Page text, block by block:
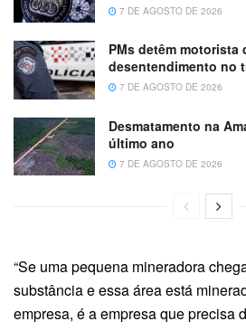
7 DE AGOSTO DE 2026
PMs detêm motorista
desentendimento no
7 DE AGOSTO DE 2026
Desmatamento na
último ano
7 DE AGOSTO DE 2026
“Se uma pequena mineradora
substância e essa área está
empresa, é a empresa que precisa